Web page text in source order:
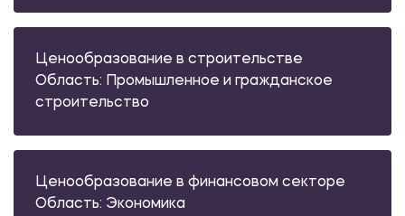
Ценообразование в строительстве
Область: Промышленное и гражданское
строительство
Ценообразование в финансовом секторе
Область: Экономика